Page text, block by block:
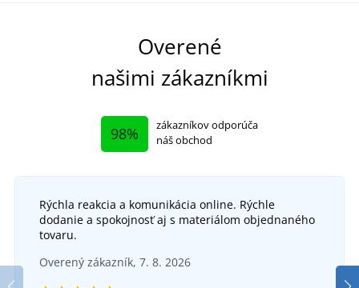
Overené
našimi zákazníkmi
98%
zákazníkov odporúča
náš obchod
Rýchla reakcia a komunikácia online. Rýchle
dodanie a spokojnosť aj s materiálom objednaného
tovaru.
Overený zákazník, 7. 8. 2026